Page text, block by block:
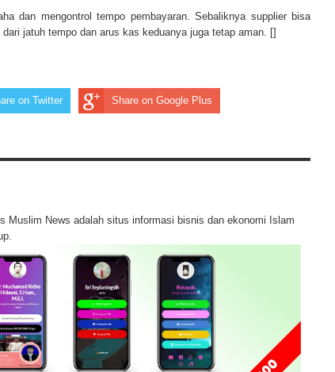
dan mengontrol tempo pembayaran. Sebaliknya supplier bisa
jatuh tempo dan arus kas keduanya juga tetap aman. []
on Twitter Share on Google Plus
Muslim News adalah situs informasi bisnis dan ekonomi Islam